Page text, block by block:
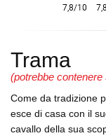
Trama
(potrebbe contenere
Come da tradizione
esce di casa con il
cavallo della sua